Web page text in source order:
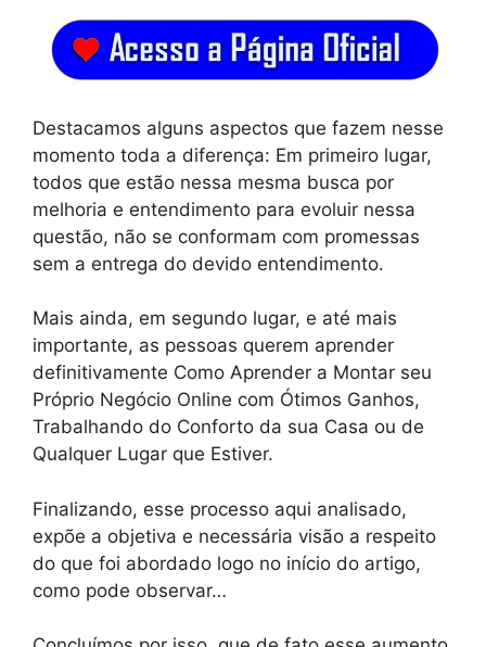
Destacamos alguns aspectos que fazem nesse
momento toda a diferença: Em primeiro lugar,
todos que estão nessa mesma busca por
melhoria e entendimento para evoluir nessa
questão, não se conformam com promessas
sem a entrega do devido entendimento.
Mais ainda, em segundo lugar, e até mais
importante, as pessoas querem aprender
definitivamente Como Aprender a Montar seu
Próprio Negócio Online com Ótimos Ganhos,
Trabalhando do Conforto da sua Casa ou de
Qualquer Lugar que Estiver.
Finalizando, esse processo aqui analisado,
expõe a objetiva e necessária visão a respeito
do que foi abordado logo no início do artigo,
como pode observar…